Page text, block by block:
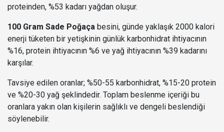
proteinden, %53 kadarı yağdan oluşur.
100 Gram Sade Poğaça besini, günde yaklaşık 2000 kalori
enerji tüketen bir yetişkinin günlük karbonhidrat ihtiyacının
%16, protein ihtiyacının %6 ve yağ ihtiyacının %39 kadarını
karşılar.
Tavsiye edilen oranlar; %50-55 karbonhidrat, %15-20 protein
ve %20-30 yağ şeklindedir. Toplam beslenme içeriği bu
oranlara yakın olan kişilerin sağlıklı ve dengeli beslendiği
söylenebilir.